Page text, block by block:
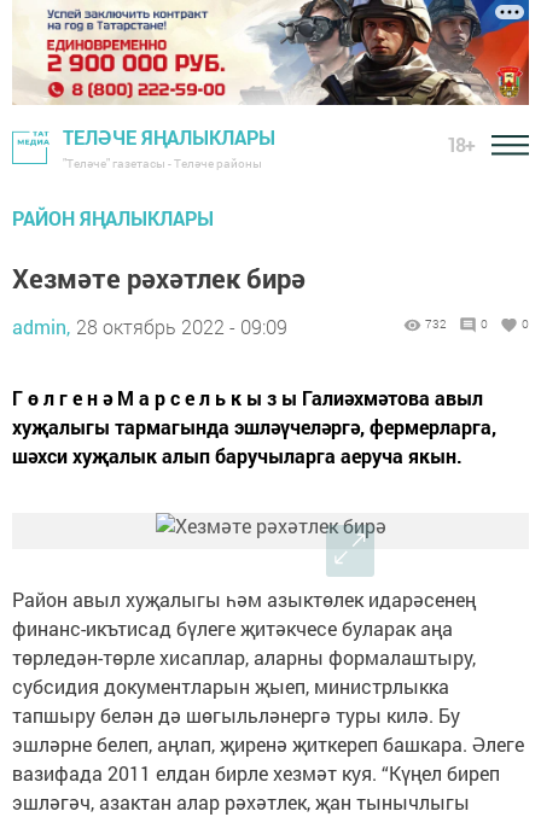
ТЕЛӘЧЕ ЯҢАЛЫКЛАРЫ
"Теләче" газетасы - Теләче районы
18+
РАЙОН ЯҢАЛЫКЛАРЫ
Хезмәте рәхәтлек бирә
admin, 28 октябрь 2022 - 09:09 732 0 0
Г ө л г е н ә М а р с е л ь к ы з ы Галиәхмәтова авыл
хуҗалыгы тармагында эшләүчеләргә, фермерларга,
шәхси хуҗалык алып баручыларга аеруча якын.
Район авыл хуҗалыгы һәм азыктөлек идарәсенең
финанс-икътисад бүлеге җитәкчесе буларак аңа
төрледән-төрле хисаплар, аларны формалаштыру,
субсидия документларын җыеп, министрлыкка
тапшыру белән дә шөгыльләнергә туры килә. Бу
эшләрне белеп, аңлап, җиренә җиткереп башкара. Әлеге
вазифада 2011 елдан бирле хезмәт куя. “Күңел биреп
эшләгәч, азактан алар рәхәтлек, җан тынычлыгы